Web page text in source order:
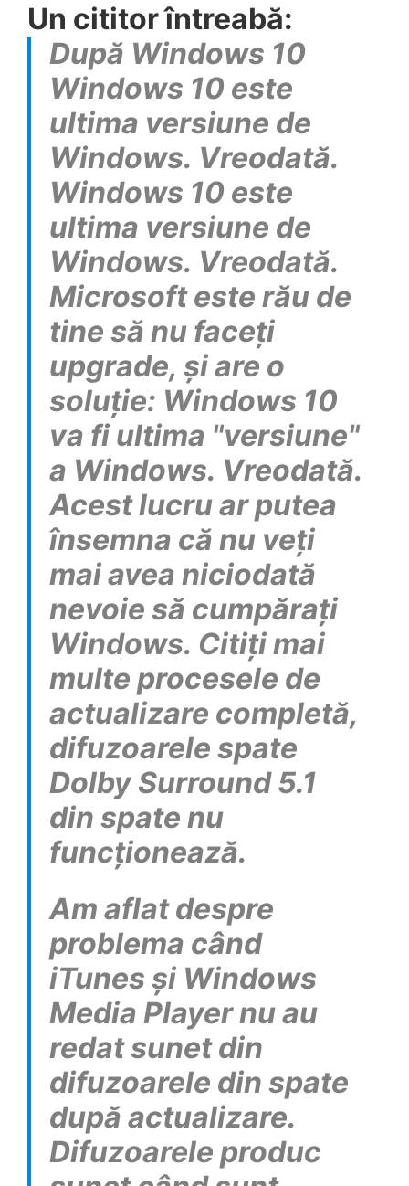
Un cititor întreabă:
După Windows 10
Windows 10 este
ultima versiune de
Windows. Vreodată.
Windows 10 este
ultima versiune de
Windows. Vreodată.
Microsoft este rău de
tine să nu faceți
upgrade, și are o
soluție: Windows 10
va fi ultima "versiune"
a Windows. Vreodată.
Acest lucru ar putea
însemna că nu veți
mai avea niciodată
nevoie să cumpărați
Windows. Citiți mai
multe procesele de
actualizare completă,
difuzoarele spate
Dolby Surround 5.1
din spate nu
funcționează.
Am aflat despre
problema când
iTunes și Windows
Media Player nu au
redat sunet din
difuzoarele din spate
după actualizare.
Difuzoarele produc